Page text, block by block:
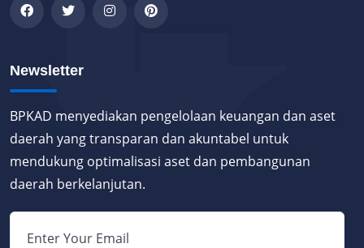
Newsletter
BPKAD menyediakan pengelolaan keuangan dan aset
daerah yang transparan dan akuntabel untuk
mendukung optimalisasi aset dan pembangunan
daerah berkelanjutan.